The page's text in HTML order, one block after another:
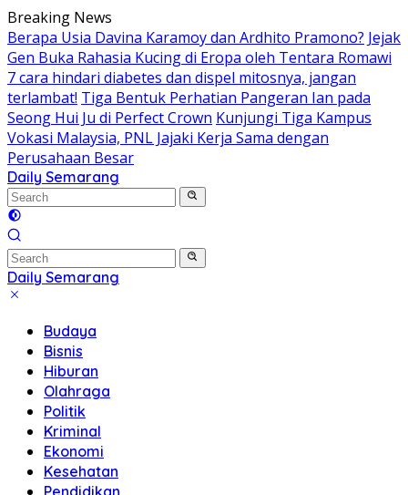
Skip
to
content
Breaking News
Berapa Usia Davina Karamoy dan Ardhito Pramono? Jejak
Gen Buka Rahasia Kucing di Eropa oleh Tentara Romawi
7 cara hindari diabetes dan dispel mitosnya, jangan
terlambat! Tiga Bentuk Perhatian Pangeran Ian pada
Seong Hui Ju di Perfect Crown Kunjungi Tiga Kampus
Vokasi Malaysia, PNL Jajaki Kerja Sama dengan
Perusahaan Besar
Daily Semarang
"Semarang
Hari
Ini:
Informasi
Terkini
untuk
Daily Semarang
"Semarang
Informasi
Terkini
untuk
Anda"
Budaya
Bisnis
Hiburan
Olahraga
Politik
Kriminal
Ekonomi
Kesehatan
Pendidikan